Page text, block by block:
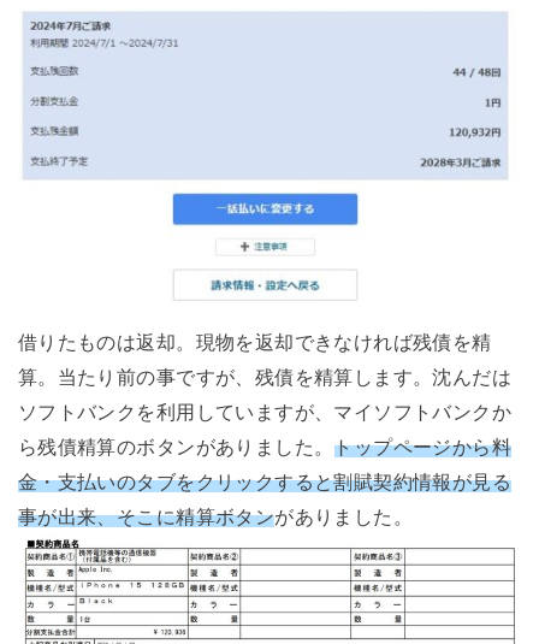
借りたものは返却。現物を返却できなければ残債を精
算。当たり前の事ですが、残債を精算します。沈んだは
ソフトバンクを利用していますが、マイソフトバンクか
ら残債精算のボタンがありました。 トップページから料
金・支払いのタブをクリックすると割賦契約情報が見る
事が出来、そこに精算ボタンがありました。